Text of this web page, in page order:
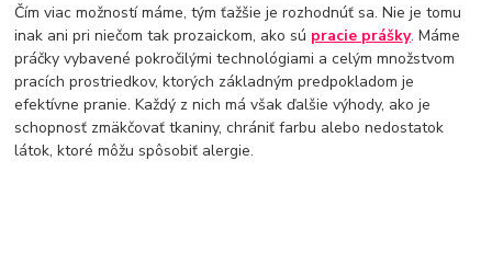
Čím viac možností máme, tým ťažšie je rozhodnúť sa. Nie je tomu
inak ani pri niečom tak prozaickom, ako sú pracie prášky. Máme
práčky vybavené pokročilými technológiami a celým množstvom
pracích prostriedkov, ktorých základným predpokladom je
efektívne pranie. Každý z nich má však ďalšie výhody, ako je
schopnosť zmäkčovať tkaniny, chrániť farbu alebo nedostatok
látok, ktoré môžu spôsobiť alergie.